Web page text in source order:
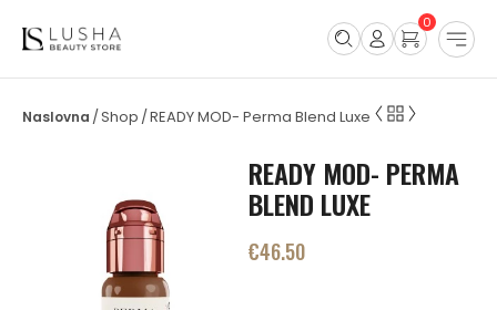
0
/Shop /READY MOD- Perma Blend Luxe
READY MOD- PERMA
BLEND LUXE
€46.50